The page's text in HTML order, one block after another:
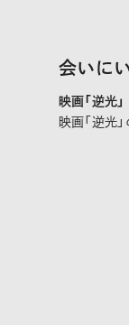
会いに
映画「逆光
映画「逆光」